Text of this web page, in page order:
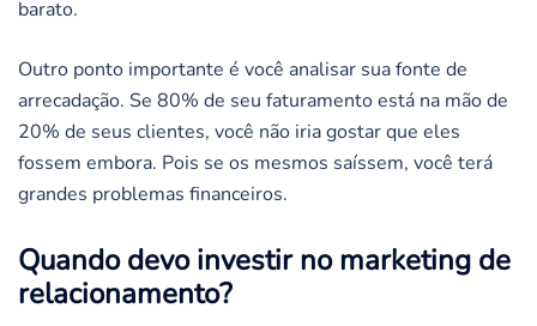
barato.
Outro ponto importante é você analisar sua fonte de
arrecadação. Se 80% de seu faturamento está na mão de
20% de seus clientes, você não iria gostar que eles
fossem embora. Pois se os mesmos saíssem, você terá
grandes problemas financeiros.
Quando devo investir no marketing de
relacionamento?